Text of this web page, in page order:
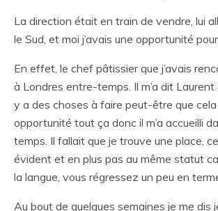
La direction était en train de vendre, lui
le Sud, et moi j’avais une opportunité
En effet, le chef pâtissier que j’avais
à Londres entre-temps. Il m’a dit Laurent
y a des choses à faire peut-être que
opportunité tout ça donc il m’a accueilli
temps. Il fallait que je trouve une place,
évident et en plus pas au même statut
la langue, vous régressez un peu en
Au bout de quelques semaines je me dis